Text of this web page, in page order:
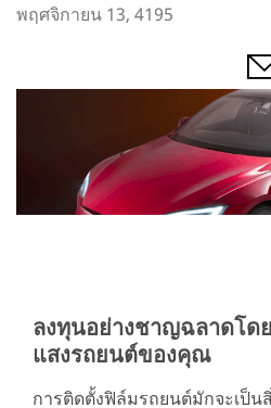
พฤศจิกายน 13, 4195
ลงทุนอย่างชาญฉลาดโด
แสงรถยนต์ของคุณ
การติดตั้งฟิล์มรถยนต์มักจะเป็น